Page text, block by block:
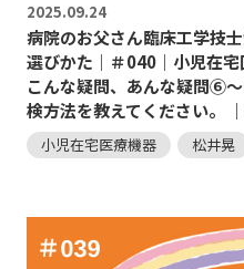
2025.09.24
病院のお父さん臨床工学技
選びかた｜＃040｜小児在宅
こんな疑問、あんな疑問⑥
検方法を教えてください。
小児在宅医療機器 松井晃